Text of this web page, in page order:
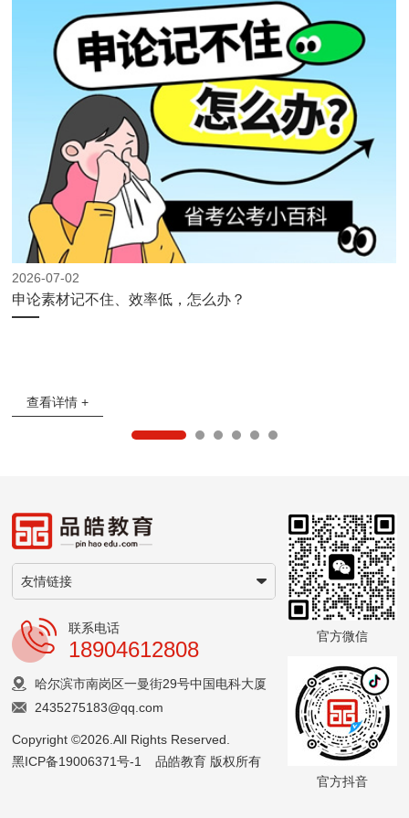
2026-07-02
申论素材记不住、效率低，怎么办？
查看详情 +
联系电话
18904612808
哈尔滨市南岗区一曼街29号中国电科大厦
2435275183@qq.com
Copyright ©2026.All Rights Reserved.
黑ICP备19006371号-1
品皓教育 版权所有
官方微信
官方抖音